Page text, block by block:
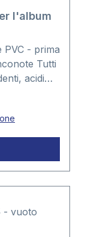
l'album
PVC - prima
Tutti
acidi
mm con
x 80 mm
10 fogli